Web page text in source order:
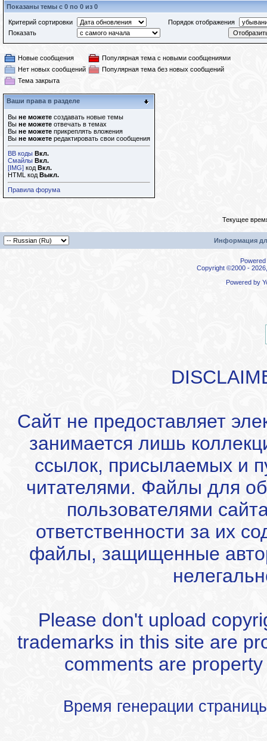
Показаны темы с 0 по 0 из 0
Критерий сортировки
Порядок отображения
Показать
Новые сообщения
Популярная тема с новыми сообщениями
Нет новых сообщений
Популярная тема без новых сообщений
Тема закрыта
Ваши права в разделе
Вы не можете создавать новые темы
Вы не можете отвечать в темах
Вы не можете прикреплять вложения
Вы не можете редактировать свои сообщения
BB коды Вкл.
Смайлы Вкл.
[IMG] код Вкл.
HTML код Выкл.
Правила форума
Текущее
Информация
Copyright ©2000 -
Powered by
Сайт не предоставляет
занимается лишь
ссылок, присылаемых и
читателями. Файлы для
пользователями
ответственности за их
файлы, защищенные
Please don't upload
trademarks in this site are
comments are
Время генерации